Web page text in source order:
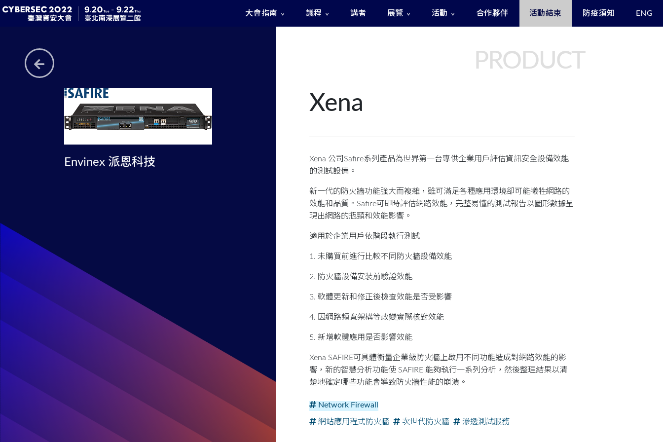
大會指南 議程 講者 展覽 活動 合作夥伴 活動結束 防疫須知 ENG
Envinex 派恩科技
PRODUCT
Xena
Xena 公司Safire系列產品為世界第一台專供企業用戶評估資訊安全設備效能
的測試設備。
新一代的防火牆功能強大而複雜，雖可滿足各種應用環境卻可能犧牲網路的
效能和品質。Safire可即時評估網路效能，完整易懂的測試報告以圖形數據呈
現出網路的瓶頸和效能影響。
適用於企業用戶依階段執行測試
1. 未購買前進行比較不同防火牆設備效能
2. 防火牆設備安裝前驗證效能
3. 軟體更新和修正後檢查效能是否受影響
4. 因網路頻寬架構等改變實際核對效能
5. 新增軟體應用是否影響效能
Xena SAFIRE可具體衡量企業級防火牆上啟用不同功能造成對網路效能的影
響，新的智慧分析功能使 SAFIRE 能夠執行一系列分析，然後整理結果以清
楚地確定哪些功能會導致防火牆性能的崩潰。
Network Firewall
網站應用程式防火牆 次世代防火牆 滲透測試服務